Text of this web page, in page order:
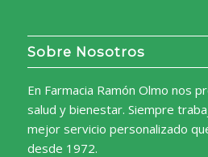
Sobre Nosotros
En Farmacia Ramón Olmo nos
salud y bienestar. Siempre
mejor servicio personalizado
desde 1972.